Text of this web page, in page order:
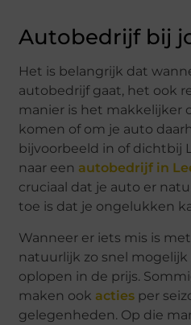
Autobedrijf bij
Het is belangrijk dat
autobedrijf gaat, het ook
manier is het makkelijker
komen of om je auto
bijvoorbeeld in of dichtbij
naar een autobedrijf in
cruciaal dat je auto er
toe is dat je ongelukken
Wanneer er iets mis is
natuurlijk zo snel
oplopen in de prijs.
maken ook acties per
gelegenheden. Op die